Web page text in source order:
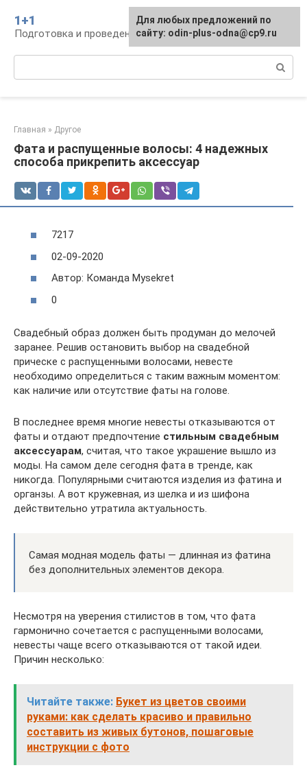
контенту
1+1
Подготовка и проведение свадьбы, традиции
Главная » Другое
Фата и распущенные волосы: 4 надежных
способа прикрепить аксессуар
7217
02-09-2020
Автор: Команда Mysekret
0
Свадебный образ должен быть продуман до мелочей
заранее. Решив остановить выбор на свадебной
прическе с распущенными волосами, невесте
необходимо определиться с таким важным моментом:
как наличие или отсутствие фаты на голове.
В последнее время многие невесты отказываются от
фаты и отдают предпочтение стильным свадебным
аксессуарам, считая, что такое украшение вышло из
моды. На самом деле сегодня фата в тренде, как
никогда. Популярными считаются изделия из фатина и
органзы. А вот кружевная, из шелка и из шифона
действительно утратила актуальность.
Самая модная модель фаты — длинная из фатина
без дополнительных элементов декора.
Несмотря на уверения стилистов в том, что фата
гармонично сочетается с распущенными волосами,
невесты чаще всего отказываются от такой идеи.
Причин несколько:
Читайте также: Букет из цветов своими
руками: как сделать красиво и правильно
составить из живых бутонов, пошаговые
инструкции с фото
Для любых предложений по
сайту: odin-plus-odna@cp9.ru